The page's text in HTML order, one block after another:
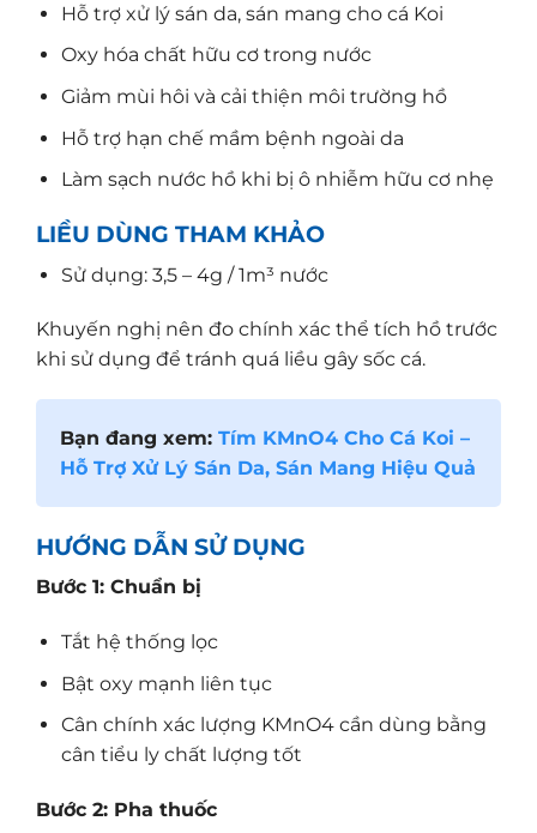
Hỗ trợ xử lý sán da, sán mang cho cá Koi
Oxy hóa chất hữu cơ trong nước
Giảm mùi hôi và cải thiện môi trường hồ
Hỗ trợ hạn chế mầm bệnh ngoài da
Làm sạch nước hồ khi bị ô nhiễm hữu cơ nhẹ
LIỀU DÙNG THAM KHẢO
Sử dụng: 3,5 – 4g / 1m³ nước
Khuyến nghị nên đo chính xác thể tích hồ trước
khi sử dụng để tránh quá liều gây sốc cá.
Bạn đang xem: Tím KMnO4 Cho Cá Koi –
Hỗ Trợ Xử Lý Sán Da, Sán Mang Hiệu Quả
HƯỚNG DẪN SỬ DỤNG
Bước 1: Chuẩn bị
Tắt hệ thống lọc
Bật oxy mạnh liên tục
Cân chính xác lượng KMnO4 cần dùng bằng
cân tiểu ly chất lượng tốt
Bước 2: Pha thuốc